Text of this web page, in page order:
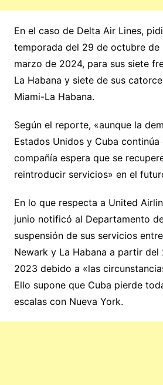
En el caso de Delta Air Lines,
temporada del 29 de octubre
marzo de 2024, para sus siete
La Habana y siete de sus
Miami-La Habana.
Según el reporte, «aunque la
Estados Unidos y Cuba continúa
compañía espera que se
reintroducir servicios» en el
En lo que respecta a United
junio notificó al Departamento
suspensión de sus servicios
Newark y La Habana a partir
2023 debido a «las
Ello supone que Cuba pierde
escalas con Nueva York.